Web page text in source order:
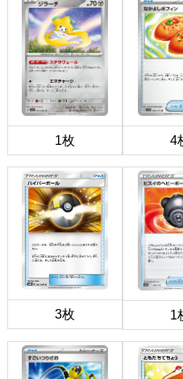
1枚 4
3枚 1